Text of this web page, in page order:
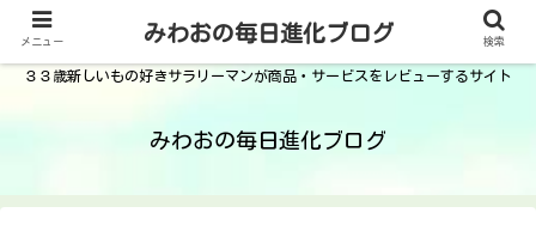
３３歳新しいもの好きサラリーマンが商品・サービスをレビューするサイト
みわおの毎日進化ブログ
メニュー みわおの毎日進化ブログ 検索